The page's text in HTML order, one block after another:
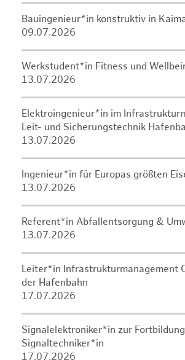
Bauingenieur*in konstruktiv in
09.07.2026
Werkstudent*in Fitness und
13.07.2026
Elektroingenieur*in im
Leit- und Sicherungstechnik
13.07.2026
Ingenieur*in für Europas größten
13.07.2026
Referent*in Abfallentsorgung &
13.07.2026
Leiter*in Infrastrukturmanagement
der Hafenbahn
17.07.2026
Signalelektroniker*in zur
Signaltechniker*in
17.07.2026